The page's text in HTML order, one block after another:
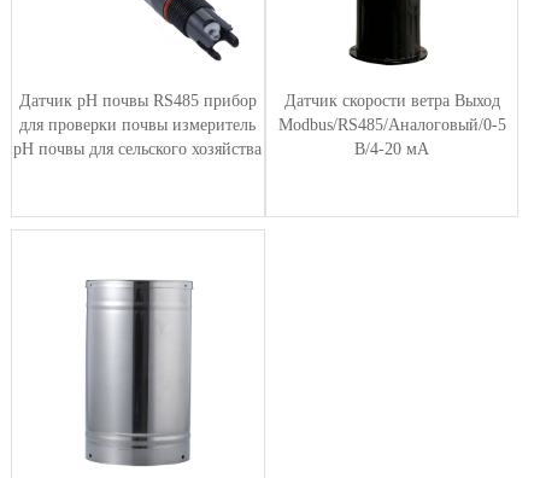
Датчик pH почвы RS485 прибор
для проверки почвы измеритель
pH почвы для сельского хозяйства
Датчик скорости ветра Выход
Modbus/RS485/Аналоговый/0-5
В/4-20 мА